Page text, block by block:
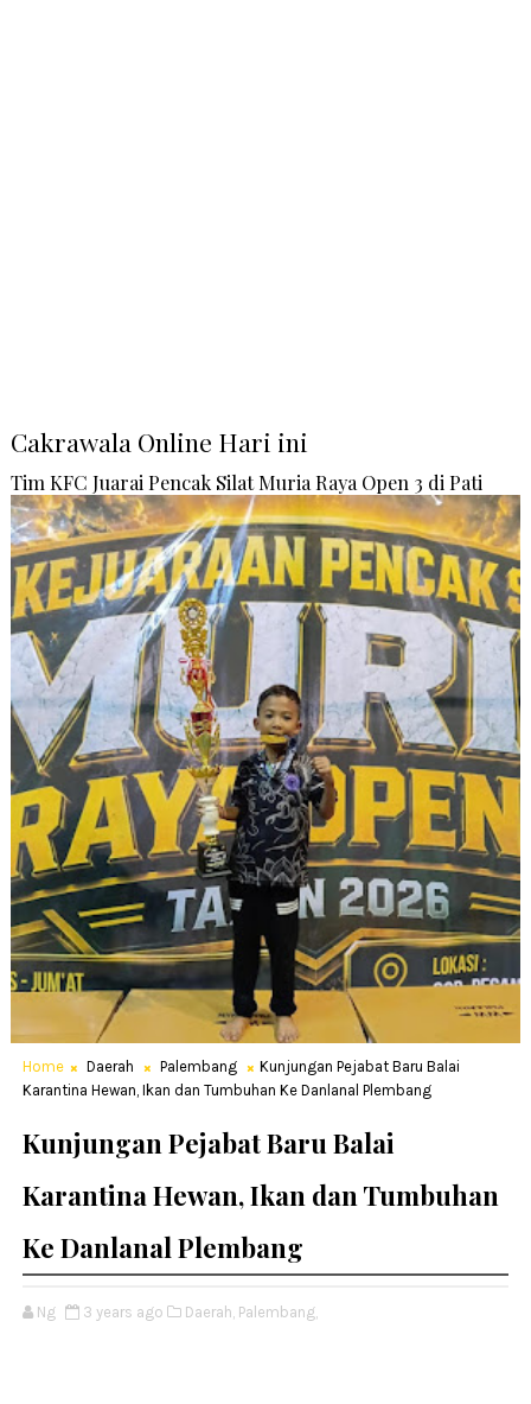
Cakrawala Online Hari ini
Tim KFC Juarai Pencak Silat Muria Raya Open 3 di Pati
Home Daerah Palembang
Kunjungan Pejabat Baru Balai
Karantina Hewan, Ikan dan Tumbuhan Ke Danlanal Plembang
Kunjungan Pejabat Baru Balai
Karantina Hewan, Ikan dan Tumbuhan
Ke Danlanal Plembang
Ng 3 years ago Daerah, Palembang,